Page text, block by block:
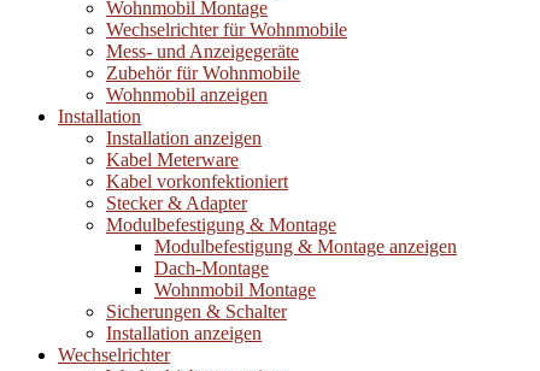
Wohnmobil Montage
Wechselrichter für Wohnmobile
Mess- und Anzeigegeräte
Zubehör für Wohnmobile
Wohnmobil anzeigen
Installation
Installation anzeigen
Kabel Meterware
Kabel vorkonfektioniert
Stecker & Adapter
Modulbefestigung & Montage
Modulbefestigung & Montage anzeigen
Dach-Montage
Wohnmobil Montage
Sicherungen & Schalter
Installation anzeigen
Wechselrichter